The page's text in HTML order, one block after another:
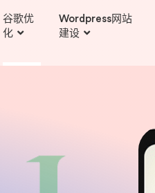
谷歌优
化
Wordpress网站
建设